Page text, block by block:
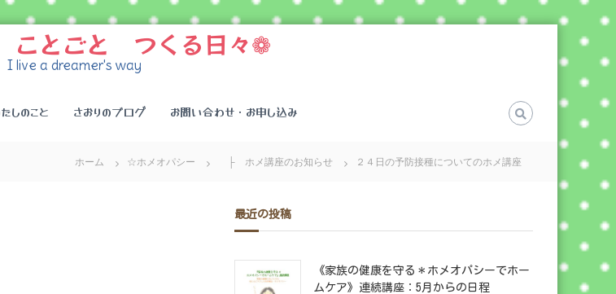
とごと つくる日々❁
I live a dreamer's way
しのこと さおりのブログ お問い合わせ・お申し込み
ホーム ☆ホメオパシー ├ ホメ講座のお知らせ ２４日の予防接種についてのホメ講座
最近の投稿
《家族の健康を守る＊ホメオパシーでホー
ムケア》連続講座：5月からの日程